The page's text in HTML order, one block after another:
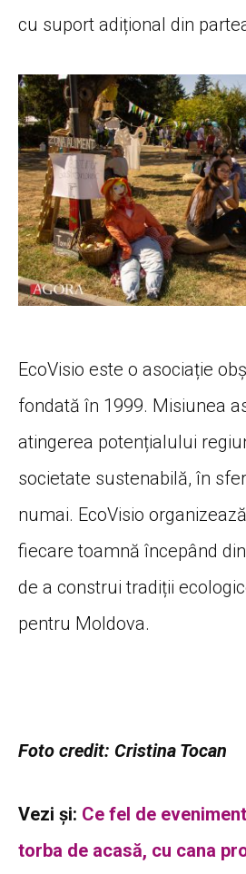
cu suport adițional din
EcoVisio este o asociație
fondată în 1999. Misiunea
atingerea potențialului
societate sustenabilă, în
numai. EcoVisio
fiecare toamnă începând
de a construi tradiții
pentru Moldova.
Foto credit: Cristina Tocan
Vezi și: Ce fel de
torba de acasă, cu cana